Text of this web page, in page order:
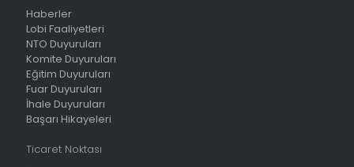
Haberler
Lobi Faaliyetleri
NTO Duyuruları
Komite Duyuruları
Eğitim Duyuruları
Fuar Duyuruları
İhale Duyuruları
Başarı Hikayeleri
Ticaret Noktası